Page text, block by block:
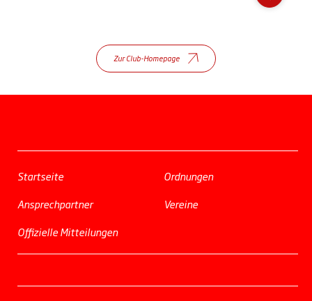
Zur Club-Homepage
Startseite
Ansprechpartner
Offizielle Mitteilungen
Ordnungen
Vereine